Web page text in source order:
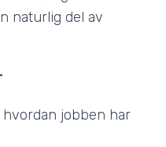
naturlig del av
jobben har